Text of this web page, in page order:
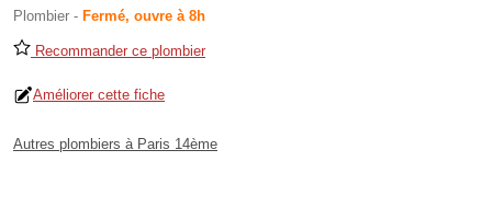
Plombier - Fermé, ouvre à 8h
Recommander ce plombier
Améliorer cette fiche
Autres plombiers à Paris 14ème